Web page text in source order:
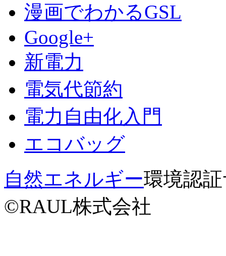
漫画でわかるGSL
Google+
新電力
電気代節約
電力自由化入門
エコバッグ
自然エネルギー環境認
©RAUL株式会社